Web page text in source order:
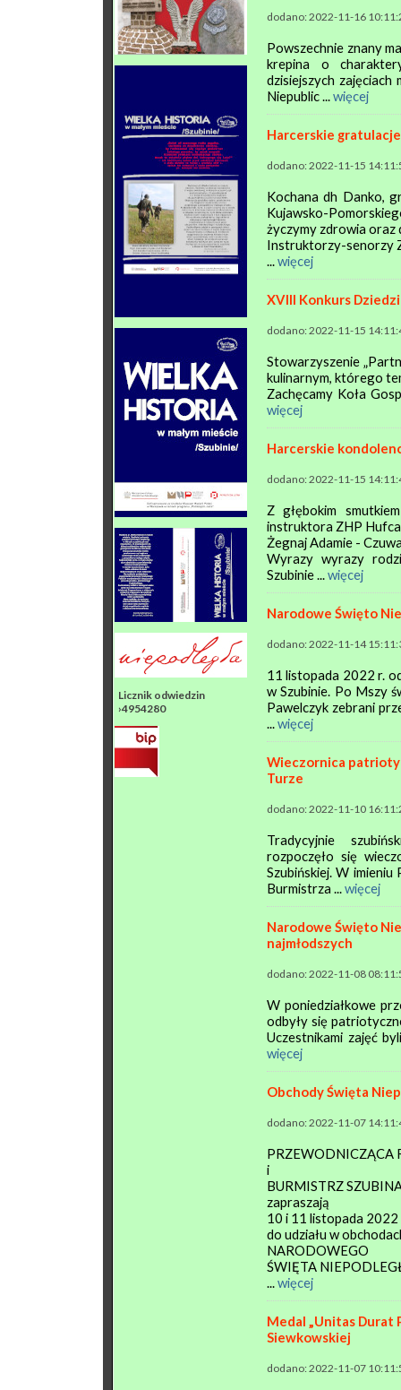
Licznik odwiedzin
›4954280
dodano: 2022-11-16
Powszechnie znany
krepina o
dzisiejszych zajęciach
Niepublic ...więcej
Harcerskie
dodano: 2022-11-15
Kochana dh Danko,
Kujawsko-
życzymy zdrowia oraz
Instruktorzy-senorzy
...więcej
XVIII Konkurs
dodano: 2022-11-15
Stowarzyszenie
kulinarnym, którego
Zachęcamy Koła
więcej
Harcerskie
dodano: 2022-11-15
Z głębokim
instruktora ZHP Hufca
Żegnaj Adamie -
Wyrazy wyrazy
Szubinie ...więcej
Narodowe Święto
dodano: 2022-11-14
11 listopada 2022 r.
w Szubinie. Po Mszy
Pawelczyk zebrani
...więcej
Wieczornica
Turze
dodano: 2022-11-10
Tradycyjnie
rozpoczęło się
Szubińskiej. W
Burmistrza ...więcej
Narodowe Święto
najmłodszych
dodano: 2022-11-08
W poniedziałkowe
odbyły się
Uczestnikami zajęć
więcej
Obchody Święta
dodano: 2022-11-07
PRZEWODNICZĄCA
i
BURMISTRZ
zapraszają
10 i 11 listopada 2022
do udziału w
NARODOWEGO
ŚWIĘTA
...więcej
Medal „Unitas Durat
Siewkowskiej
dodano: 2022-11-07